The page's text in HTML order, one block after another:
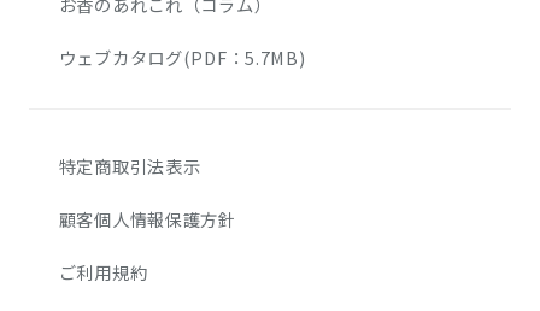
ウェブカタログ(PDF：5.7MB)
特定商取引法表示
顧客個人情報保護方針
ご利用規約